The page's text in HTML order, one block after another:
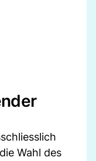
Wahl des